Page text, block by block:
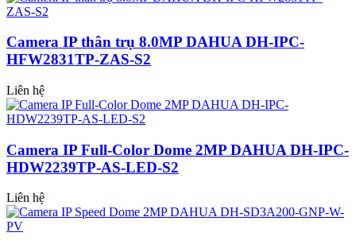
Camera IP thân trụ 8.0MP DAHUA DH-IPC-
HFW2831TP-ZAS-S2
Liên hệ
Camera IP Full-Color Dome 2MP DAHUA DH-IPC-
HDW2239TP-AS-LED-S2
Liên hệ